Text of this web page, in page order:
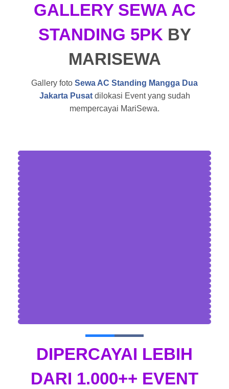
GALLERY SEWA AC
STANDING 5PK BY
MARISEWA
Gallery foto Sewa AC Standing Mangga Dua
Jakarta Pusatdilokasi Event yang sudah
mempercayai MariSewa.
DIPERCAYAI LEBIH
DARI 1.000++ EVENT